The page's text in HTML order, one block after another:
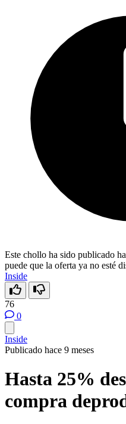
Este chollo ha sido publicado
puede que la oferta ya no esté
Inside
76
0
Inside
Publicado hace 9 meses
Hasta 25%
compra